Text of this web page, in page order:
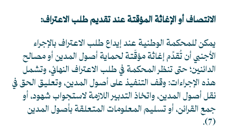
الانتصاف أو الإغاثة المؤقتة عند تقديم طلب الاعتراف:
يمكن للمحكمة الوطنية عند إيداع طلب الاعتراف بالإجراء
الأجنبي أن تُقدِّم إغاثة مؤقّتة لحماية أصول المدين أو مصالح
الدائنين؛ حتى تنظر المحكمة في طلب الاعتراف النهائي، وتشمل
هذه الإجراءات: وقف التنفيذ على أصول المدين، وتعليق الحق في
نقل أصول المدين، واتخاذ التدبير اللازمة لاستجواب شهود، أو
جمع القرائن، أو تسليم المعلومات المتعلقة بأصول المدين
(7)
.